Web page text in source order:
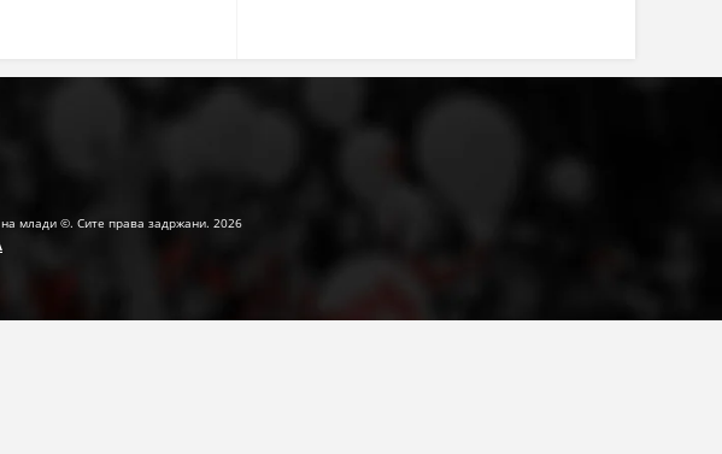
млади ©. Сите права задржани. 2026